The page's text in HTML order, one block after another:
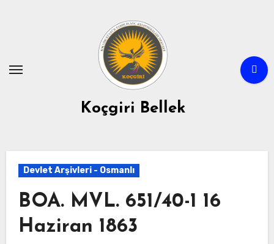
Koçgiri Bellek
Devlet Arşivleri - Osmanlı
BOA. MVL. 651/40-1 16
Haziran 1863